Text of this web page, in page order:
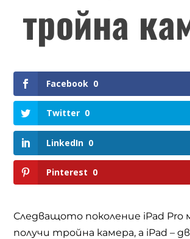
тройна
Facebook 0
Twitter 0
LinkedIn 0
Pinterest 0
Следващото поколение iPad Pro
получи тройна камера, а iPad –